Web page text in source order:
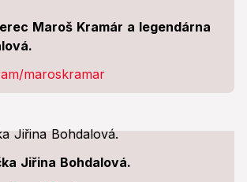
Maroš Kramár a legendárna
maroskramar
Jiřina Bohdalová.